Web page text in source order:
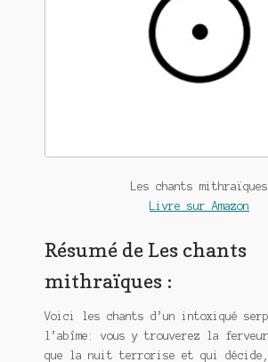
Meurtre sous couverture
Mon Compte
Sans retour
Les chants mithraïques
Livre sur Amazon
Résumé de Les chants
mithraïques :
Voici les chants d’un intoxiqué
l’abîme: vous y trouverez la ferveur
que la nuit terrorise et qui